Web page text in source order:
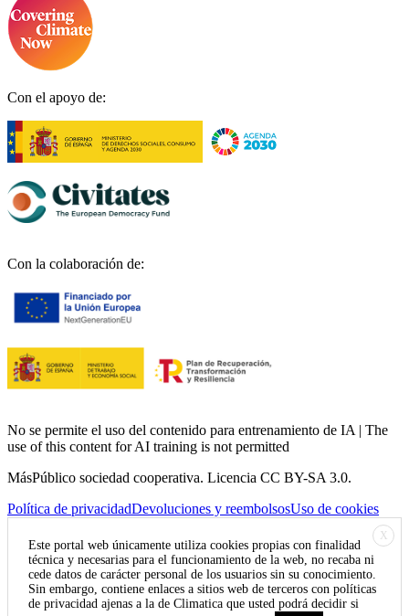
Con el apoyo de:
Con la colaboración de:
No se permite el uso del contenido para entrenamiento de IA | The
use of this content for AI training is not permitted
MásPúblico sociedad cooperativa. Licencia CC BY-SA 3.0.
Política de privacidadDevoluciones y reembolsosUso de cookies
X
Este portal web únicamente utiliza cookies propias con finalidad
técnica y necesarias para el funcionamiento de la web, no recaba ni
cede datos de carácter personal de los usuarios sin su conocimiento.
Sin embargo, contiene enlaces a sitios web de terceros con políticas
de privacidad ajenas a la de Climatica que usted podrá decidir si